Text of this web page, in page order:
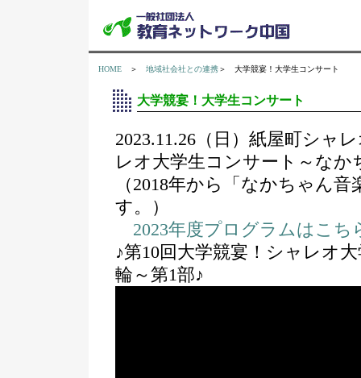
HOME ＞ 地域社会社との連携＞ 大学競宴！大学生コンサート
大学競宴！大学生コンサート
2023.11.26（日）紙屋町シャ
レオ大学生コンサート～な
（2018年から「なかちゃん
す。）
2023年度プログラムはこ
♪第10回大学競宴！シャレオ
輪～第1部♪